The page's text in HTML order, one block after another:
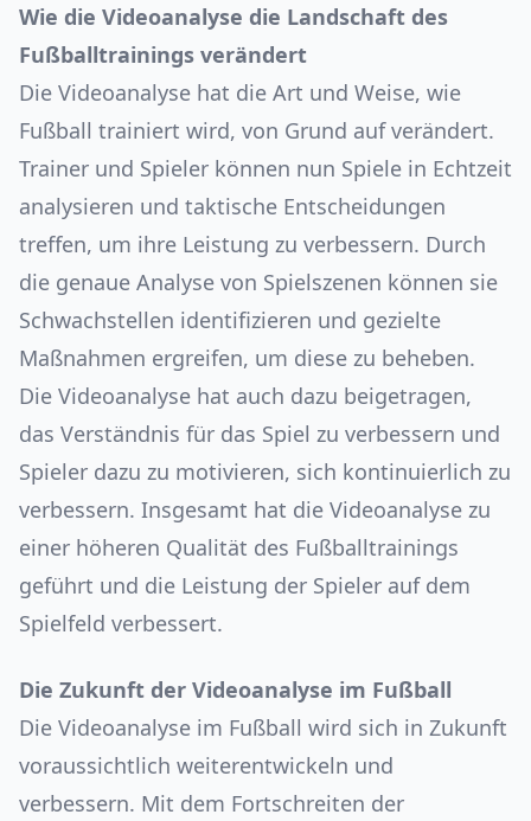
Wie die Videoanalyse die Landschaft des
Fußballtrainings verändert
Die Videoanalyse hat die Art und Weise, wie
Fußball trainiert wird, von Grund auf verändert.
Trainer und Spieler können nun Spiele in Echtzeit
analysieren und taktische Entscheidungen
treffen, um ihre Leistung zu verbessern. Durch
die genaue Analyse von Spielszenen können sie
Schwachstellen identifizieren und gezielte
Maßnahmen ergreifen, um diese zu beheben.
Die Videoanalyse hat auch dazu beigetragen,
das Verständnis für das Spiel zu verbessern und
Spieler dazu zu motivieren, sich kontinuierlich zu
verbessern. Insgesamt hat die Videoanalyse zu
einer höheren Qualität des Fußballtrainings
geführt und die Leistung der Spieler auf dem
Spielfeld verbessert.
Die Zukunft der Videoanalyse im Fußball
Die Videoanalyse im Fußball wird sich in Zukunft
voraussichtlich weiterentwickeln und
verbessern. Mit dem Fortschreiten der